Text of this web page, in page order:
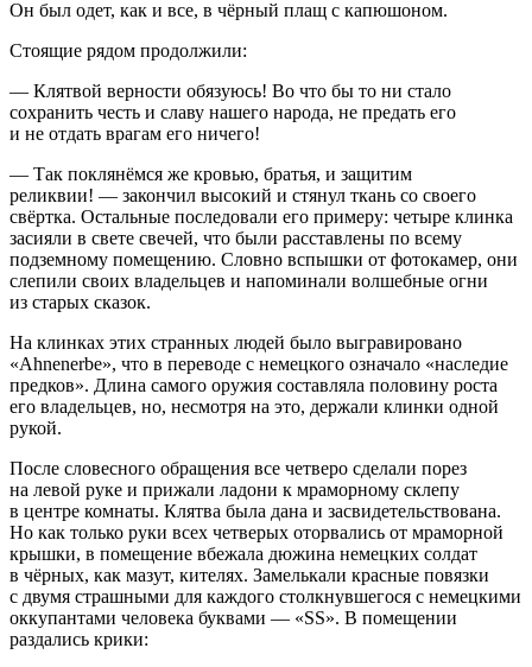
Он был одет, как и все, в чёрный плащ с капюшоном.
Стоящие рядом продолжили:
— Клятвой верности обязуюсь! Во что бы то ни стало
сохранить честь и славу нашего народа, не предать его
и не отдать врагам его ничего!
— Так поклянёмся же кровью, братья, и защитим
реликвии! — закончил высокий и стянул ткань со своего
свёртка. Остальные последовали его примеру: четыре клинка
засияли в свете свечей, что были расставлены по всему
подземному помещению. Словно вспышки от фотокамер, они
слепили своих владельцев и напоминали волшебные огни
из старых сказок.
На клинках этих странных людей было выгравировано
«Ahnenerbe», что в переводе с немецкого означало «наследие
предков». Длина самого оружия составляла половину роста
его владельцев, но, несмотря на это, держали клинки одной
рукой.
После словесного обращения все четверо сделали порез
на левой руке и прижали ладони к мраморному склепу
в центре комнаты. Клятва была дана и засвидетельствована.
Но как только руки всех четверых оторвались от мраморной
крышки, в помещение вбежала дюжина немецких солдат
в чёрных, как мазут, кителях. Замелькали красные повязки
с двумя страшными для каждого столкнувшегося с немецкими
оккупантами человека буквами — «SS». В помещении
раздались крики: